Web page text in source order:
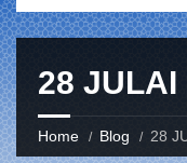
28 JULAI
Home Blog 28